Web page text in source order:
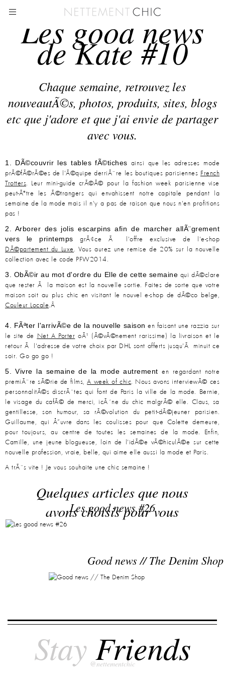
Les good news
de Kate #10
Chaque semaine, retrouvez les
nouveautÃ©s, photos, produits, sites, blogs
etc que j'adore et que j'ai envie de partager
avec vous.
1. DÃ©couvrir les tables fÃ©tiches ainsi que les adresses mode
prÃ©fÃ©rÃ©es de l'Ã©quipe derriÃ¨re les boutiques parisiennes French
Trotters. Leur mini-guide crÃ©Ã© pour la fashion week parisienne vise
peut-Ãªtre les Ã©trangers qui envahissent notre capitale pendant la
semaine de la mode mais il n'y a pas de raison que nous n'en profitions
pas !
2. Arborer des jolis escarpins afin de marcher allÃ¨grement
vers le printemps grÃ¢ce Ã l'offre exclusive de l'e-shop
DÃ©partement du Luxe . Vous aurez une remise de 20% sur la nouvelle
collection avec le code PFW2014.
3. ObÃ©ir au mot d'ordre du Elle de cette semaine qui dÃ©clare
que rester Ã la maison est la nouvelle sortie. Faites de sorte que votre
maison soit au plus chic en visitant le nouvel e-shop de dÃ©co belge,
Couleur Locale.Â
4. FÃªter l'arrivÃ©e de la nouvelle saison en faisant une razzia sur
le site de
Net A Porter oÃ¹ (Ã©vÃ©nement rarissime) la livraison et le
retour Ã l'adresse de votre choix par DHL sont offerts jusqu'Ã minuit ce
soir. Go go go !
5. Vivre la semaine de la mode autrement en regardant notre
premiÃ¨re sÃ©rie de films,A week of chic. Nous avons interviewÃ© ces
personnalitÃ©s discrÃ¨tes qui font de Paris la ville de la mode. Bernie,
le visage du cafÃ© de merci, icÃ´ne du chic malgrÃ© elle. Claus, sa
gentillesse, son humour, sa rÃ©volution du petit-dÃ©jeuner parisien.
Guillaume, qui Å“uvre dans les coulisses pour que Colette demeure,
pour toujours, au centre de toutes les semaines de la mode. Enfin,
Camille, une jeune blogueuse, loin de l'idÃ©e vÃ©hiculÃ©e sur cette
nouvelle profession, vraie, belle, qui aime elle aussi la mode et Paris.
A trÃ¨s vite ! Je vous souhaite une chic semaine !
Quelques articles que nous
avons choisis pour vous
Les good news #26
Good news // The Denim Shop
Stay Friends
@nettementchic